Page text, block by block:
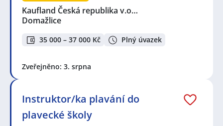
Kaufland Česká republika v.o…
Domažlice
35 000 – 37 000 Kč Plný úvazek
Zveřejněno: 3. srpna
Instruktor/ka plavání do
plavecké školy